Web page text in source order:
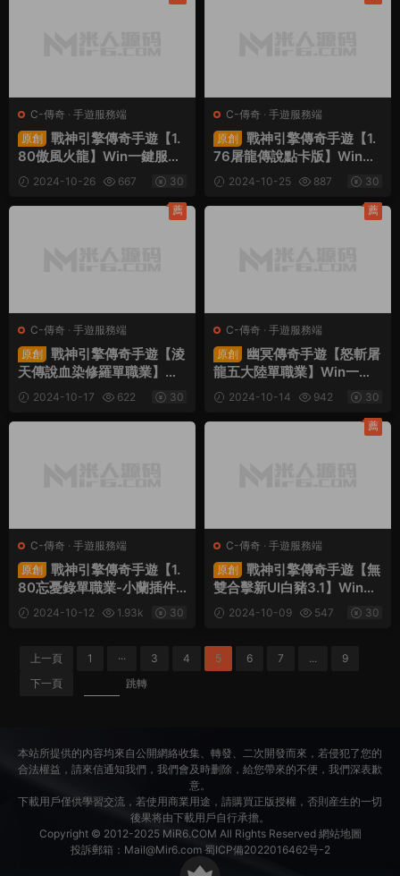
C-傳奇 · 手遊服務端
原創
戰神引擎傳奇手遊【1.
80傲風火龍】Win一鍵服務
端+安卓蘋果雙端+GM後台
+視頻架設教程
2024-10-26 667 30
C-傳奇 · 手遊服務端
原創
戰神引擎傳奇手遊【1.
76屠龍傳說點卡版】Win一
鍵服務端+安卓蘋果雙端+G
M後台+視頻架設教程
2024-10-25 887 30
C-傳奇 · 手遊服務端
原創
戰神引擎傳奇手遊【淩
天傳說血染修羅單職業】Wi
n一鍵服務端+安卓蘋果雙端
+GM後台+視頻架設教程
2024-10-17 622 30
薦
C-傳奇 · 手遊服務端
原創
幽冥傳奇手遊【怒斬屠
龍五大陸單職業】Win一鍵
服務端+安卓蘋果雙端+GM
授權後台+運營後台+視頻架
設教程
2024-10-14 942 30
薦
C-傳奇 · 手遊服務端
原創
戰神引擎傳奇手遊【1.
80忘憂錄單職業-小蘭插件
免授權】Win一鍵服務端+安
卓蘋果雙端+GM授權物品後
2024-10-12 1.93k 30
C-傳奇 · 手遊服務端
原創
戰神引擎傳奇手遊【無
雙合擊新UI白豬3.1】Win一
鍵服務端+安卓蘋果雙端+G
M授權後台+視頻架設教程
2024-10-09 547 30
薦
上一頁 1 ··· 3 4 5 6 7 ...
9
下一頁
跳轉
本站所提供的内容均來自公開網絡收集、轉發、二次開發而來，若侵犯了您的
合法權益，請來信通知我們，我們會及時删除，給您帶來的不便，我們深表歉
意。
下載用戶僅供學習交流，若使用商業用途，請購買正版授權，否則産生的一切
後果将由下載用戶自行承擔。
Copyright © 2012-2025 MiR6.COM All Rights Reserved 網站地圖
投訴郵箱： Mail@Mir6.com 蜀ICP備2022016462号-2